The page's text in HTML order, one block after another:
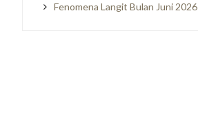
Fenomena Langit Bulan Juni 2026